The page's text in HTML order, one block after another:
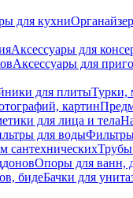
для кухни
Аксессуары для
Аксессуары для
для плитыТурки,
картин
для лица и тела
для воды
сантехнических
Опоры для ванн,
бидеБачки для